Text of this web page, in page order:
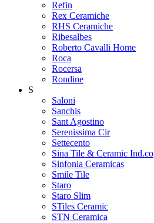
Refin
Rex Ceramiche
RHS Ceramiche
Ribesalbes
Roberto Cavalli Home
Roca
Rocersa
Rondine
S
Saloni
Sanchis
Sant Agostino
Serenissima Cir
Settecento
Sina Tile & Ceramic Ind.co
Sinfonia Ceramicas
Smile Tile
Staro
Staro Slim
STiles Ceramic
STN Ceramica